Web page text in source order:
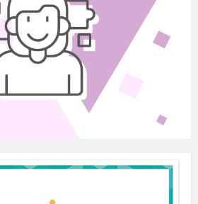
історію держав в епоху
термін «середні віки»
в Х
V
мислителі. Цією назвою вони
великий історичний відрізок
епохами
часом дикунства і
пір, доки не стали відомими
досягнення античної